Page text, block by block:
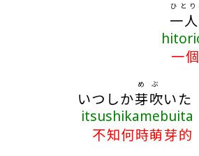
一人
ひとり
一
いつしか芽吹
めぶ
いた
不知何時萌芽